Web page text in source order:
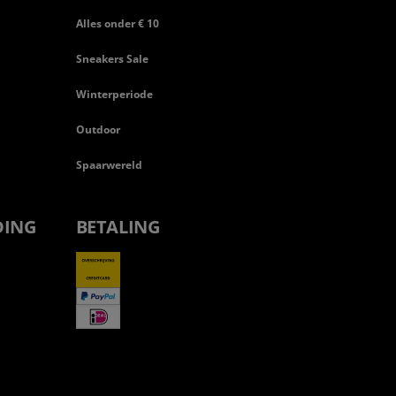
Alles onder € 10
Sneakers Sale
Winterperiode
Outdoor
Spaarwereld
BETALING